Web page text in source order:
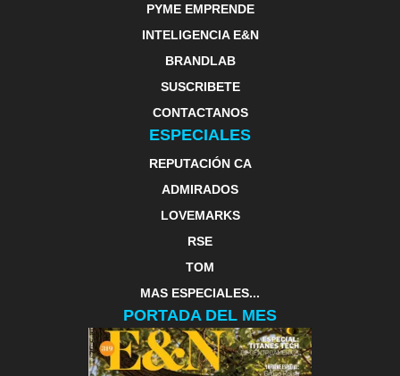
PYME EMPRENDE
INTELIGENCIA E&N
BRANDLAB
SUSCRIBETE
CONTACTANOS
ESPECIALES
REPUTACIÓN CA
ADMIRADOS
LOVEMARKS
RSE
TOM
MAS ESPECIALES...
PORTADA DEL MES